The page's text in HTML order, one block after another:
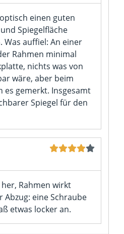
einen guten
Spiegelfläche
Was auffiel: An einer
Rahmen minimal
nichts was von
wäre, aber beim
es gemerkt. Insgesamt
Spiegel für den
Rahmen wirkt
Abzug: eine Schraube
etwas locker an.